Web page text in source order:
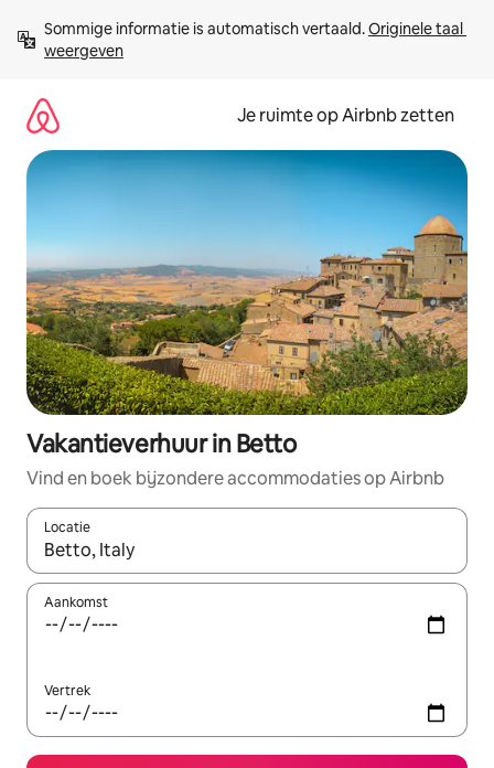
direct
naar
Sommige informatie is automatisch vertaald. Originele taal
weergeven
Je ruimte op Airbnb zetten
Vakantieverhuur in Betto
Vind en boek bijzondere accommodaties op Airbnb
Locatie
Wanneer er suggesties beschikbaar zijn, maak je een keuze
Aankomst
Vertrek